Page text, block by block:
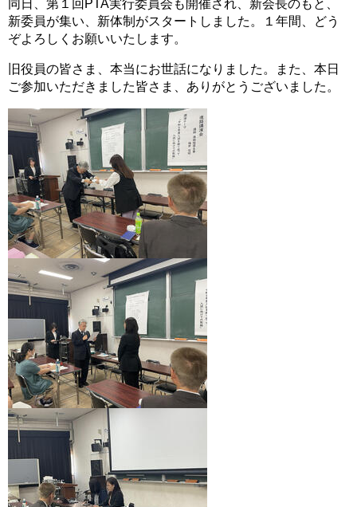
同日、第１回PTA実行委員会も開催され、新会長のもと、
新委員が集い、新体制がスタートしました。１年間、どう
ぞよろしくお願いいたします。
旧役員の皆さま、本当にお世話になりました。また、本日
ご参加いただきました皆さま、ありがとうございました。